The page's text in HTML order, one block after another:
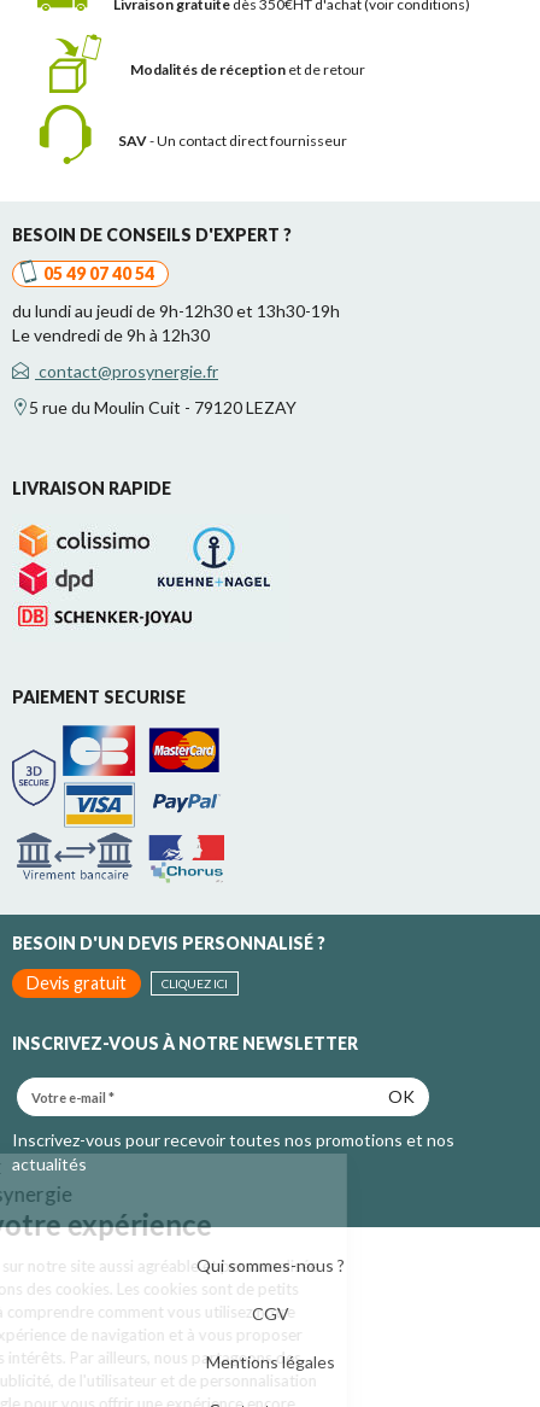
Livraison gratuite dès 350€HT d'achat(voir conditions)
Modalités de réception et de retour
SAV- Un contact direct fournisseur
BESOIN DE CONSEILS D'EXPERT ?
05 49 07 40 54
du lundi au jeudi de 9h-12h30 et 13h30-19h
Le vendredi de 9h à 12h30
contact@prosynergie.fr
5 rue du Moulin Cuit - 79120 LEZAY
LIVRAISON RAPIDE
PAIEMENT SECURISE
BESOIN D'UN DEVIS PERSONNALISÉ ?
Devis gratuit
CLIQUEZ ICI
INSCRIVEZ-VOUS À NOTRE NEWSLETTER
OK
Inscrivez-vous pour recevoir toutes nos promotions et nos
actualités
Qui sommes-nous ?
CGV
Mentions légales